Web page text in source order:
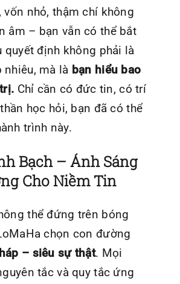
vốn nhỏ, thậm chí không
âm – bạn vẫn có thể bắt
quyết định không phải là
nhiêu, mà là bạn hiểu bao
Chỉ cần có đức tin, có trí
học hỏi, bạn đã có thể
trình này.
Bạch – Ánh Sáng
Cho Niềm Tin
thể đứng trên bóng
chọn con đường
– siêu sự thật. Mọi
tắc và quy tắc ứng